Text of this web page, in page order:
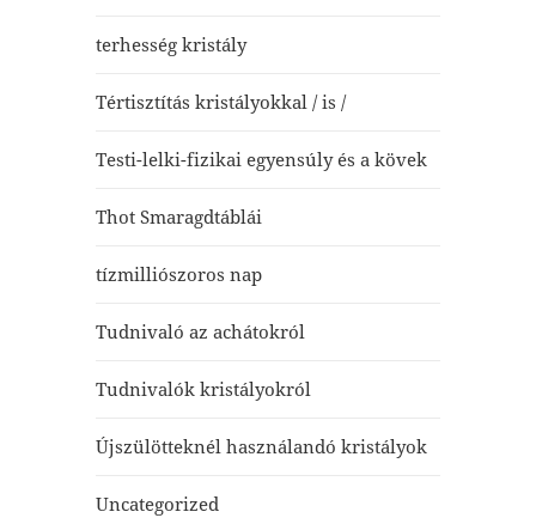
terhesség kristály
Tértisztítás kristályokkal / is /
Testi-lelki-fizikai egyensúly és a kövek
Thot Smaragdtáblái
tízmilliószoros nap
Tudnivaló az achátokról
Tudnivalók kristályokról
Újszülötteknél használandó kristályok
Uncategorized